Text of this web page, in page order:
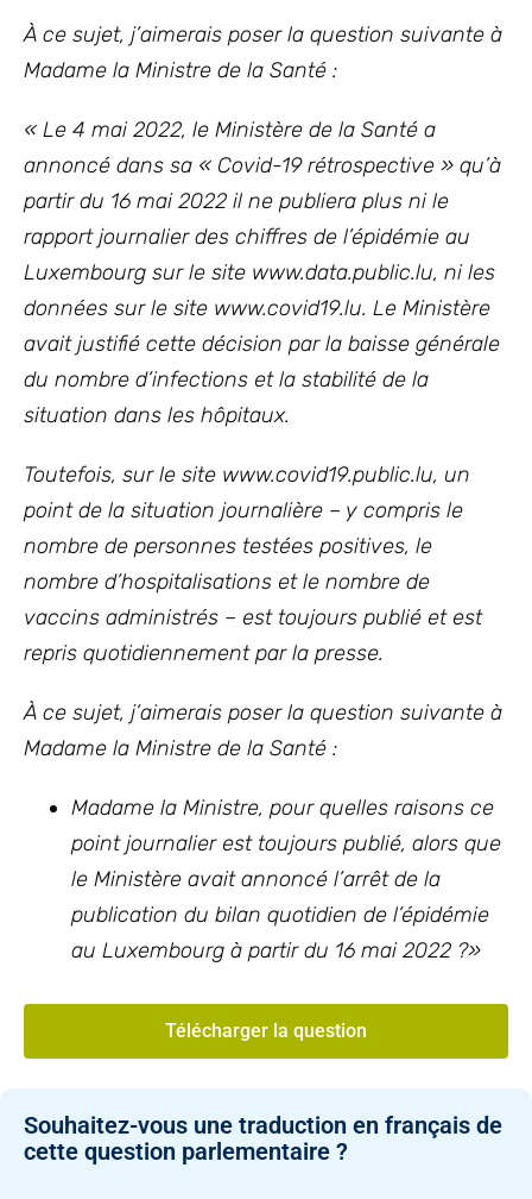
À ce sujet, j’aimerais poser la question suivante à
Madame la Ministre de la Santé :
« Le 4 mai 2022, le Ministère de la Santé a
annoncé dans sa « Covid-19 rétrospective » qu’à
partir du 16 mai 2022 il ne publiera plus ni le
rapport journalier des chiffres de l’épidémie au
Luxembourg sur le site www.data.public.lu, ni les
données sur le site www.covid19.lu. Le Ministère
avait justifié cette décision par la baisse générale
du nombre d’infections et la stabilité de la
situation dans les hôpitaux.
Toutefois, sur le site www.covid19.public.lu, un
point de la situation journalière – y compris le
nombre de personnes testées positives, le
nombre d’hospitalisations et le nombre de
vaccins administrés – est toujours publié et est
repris quotidiennement par la presse.
À ce sujet, j’aimerais poser la question suivante à
Madame la Ministre de la Santé :
Madame la Ministre, pour quelles raisons ce
point journalier est toujours publié, alors que
le Ministère avait annoncé l’arrêt de la
publication du bilan quotidien de l’épidémie
au Luxembourg à partir du 16 mai 2022 ?»
Télécharger la question
Souhaitez-vous une traduction en français de
cette question parlementaire ?